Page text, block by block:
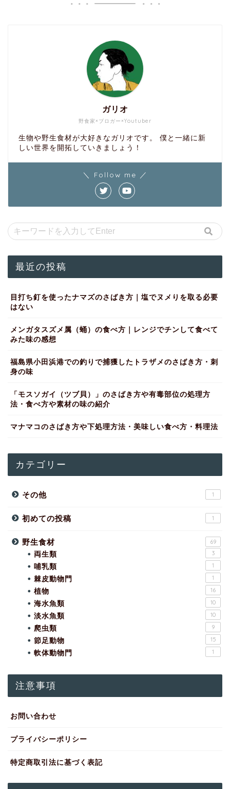
野食家×ブロガー×Youtuber
ガリオ
生物や野生食材が大好きなガリオです。 僕と一緒に新
しい世界を開拓していきましょう！
＼ Follow me ／
最近の投稿
目打ち釘を使ったナマズのさばき方｜塩でヌメりを取る必要
はない
メンガタスズメ属（蛹）の食べ方｜レンジでチンして食べて
みた味の感想
福島県小田浜港での釣りで捕獲したトラザメのさばき方・刺
身の味
「モスソガイ（ツブ貝）」のさばき方や有毒部位の処理方
法・食べ方や素材の味の紹介
マナマコのさばき方や下処理方法・美味しい食べ方・料理法
カテゴリー
その他 1
初めての投稿 1
野生食材 69
両生類 3
哺乳類 1
棘皮動物門 1
植物 16
海水魚類 10
淡水魚類 10
爬虫類 9
節足動物 15
軟体動物門 1
注意事項
お問い合わせ
プライバシーポリシー
特定商取引法に基づく表記